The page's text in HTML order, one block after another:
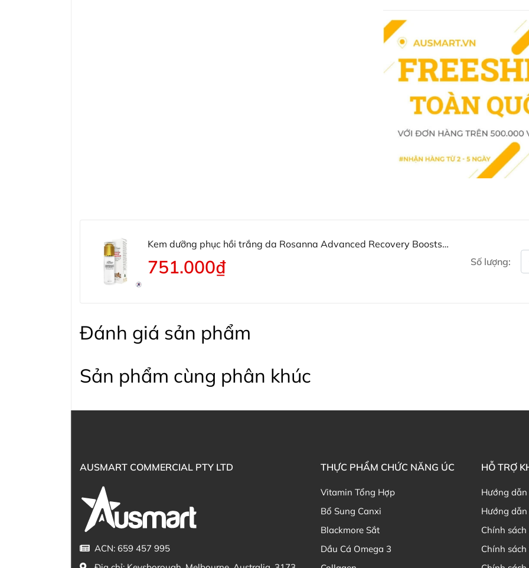
cơ địa của từng người.
Mua Kem dưỡng phục hồi
Concentrate ở đâu?
Khách hàng có thể đặt mua
Concentra 60g trực tiếp trên
của Ausmart tại:
Facebook Ausmart.au
|
|
Điện thoại liên hệ đặt hàng:
Kem dưỡng phục hồi trắng da Rosanna Advanced Recovery Boosts
751.000₫ Số lượng:
Đánh giá sản phẩm
Sản phẩm cùng phân khúc
AUSMART COMMERCIAL PTY LTD
ACN: 659 457 995
THỰC PHẨM CHỨC NĂNG ÚC
Vitamin Tổng Hợp
Bổ Sung Canxi
Blackmore Sắt
Dầu Cá Omega 3
HỖ TRỢ
Hướng
Hướng
Chính
Chính